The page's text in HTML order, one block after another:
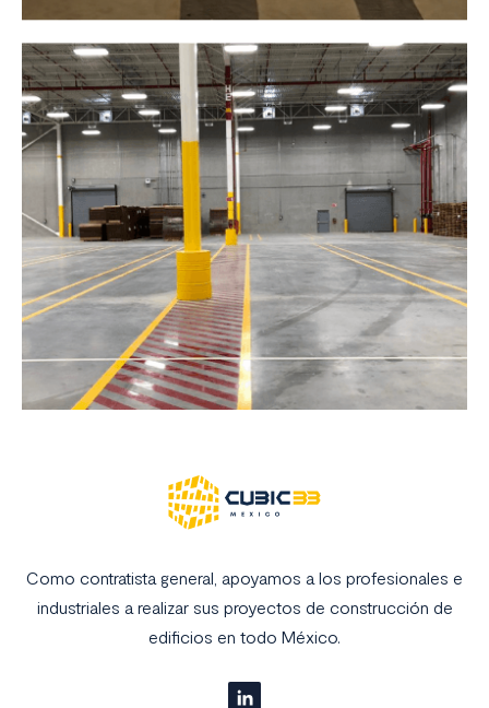
Como contratista general, apoyamos a los profesionales e
industriales a realizar sus proyectos de construcción de
edificios en todo México.